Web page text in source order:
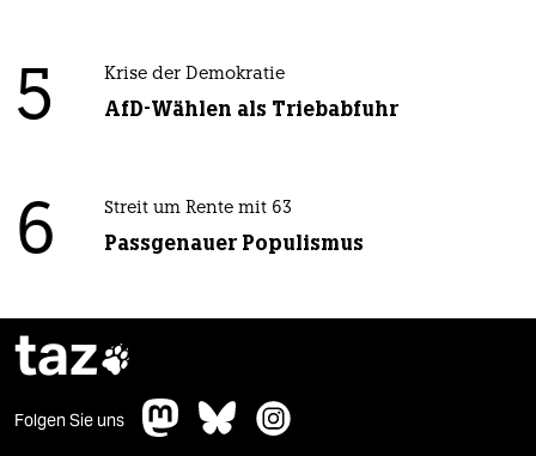
5 Krise der Demokratie
AfD-Wählen als Triebabfuhr
6 Streit um Rente mit 63
Passgenauer Populismus
taz
Folgen Sie uns